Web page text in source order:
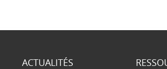
ACTUALITÉS